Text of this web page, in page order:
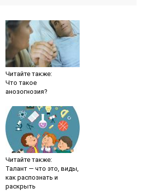
Читайте также:
Что такое
анозогнозия?
Читайте также:
Талант — что это, виды,
как распознать и
раскрыть